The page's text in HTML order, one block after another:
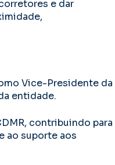
e dar
Vice-Presidente da
entidade.
contribuindo para
ao suporte aos